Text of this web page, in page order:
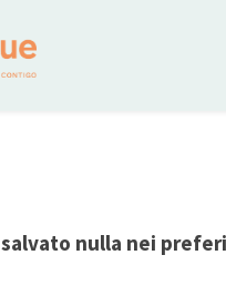
salvato nulla nei